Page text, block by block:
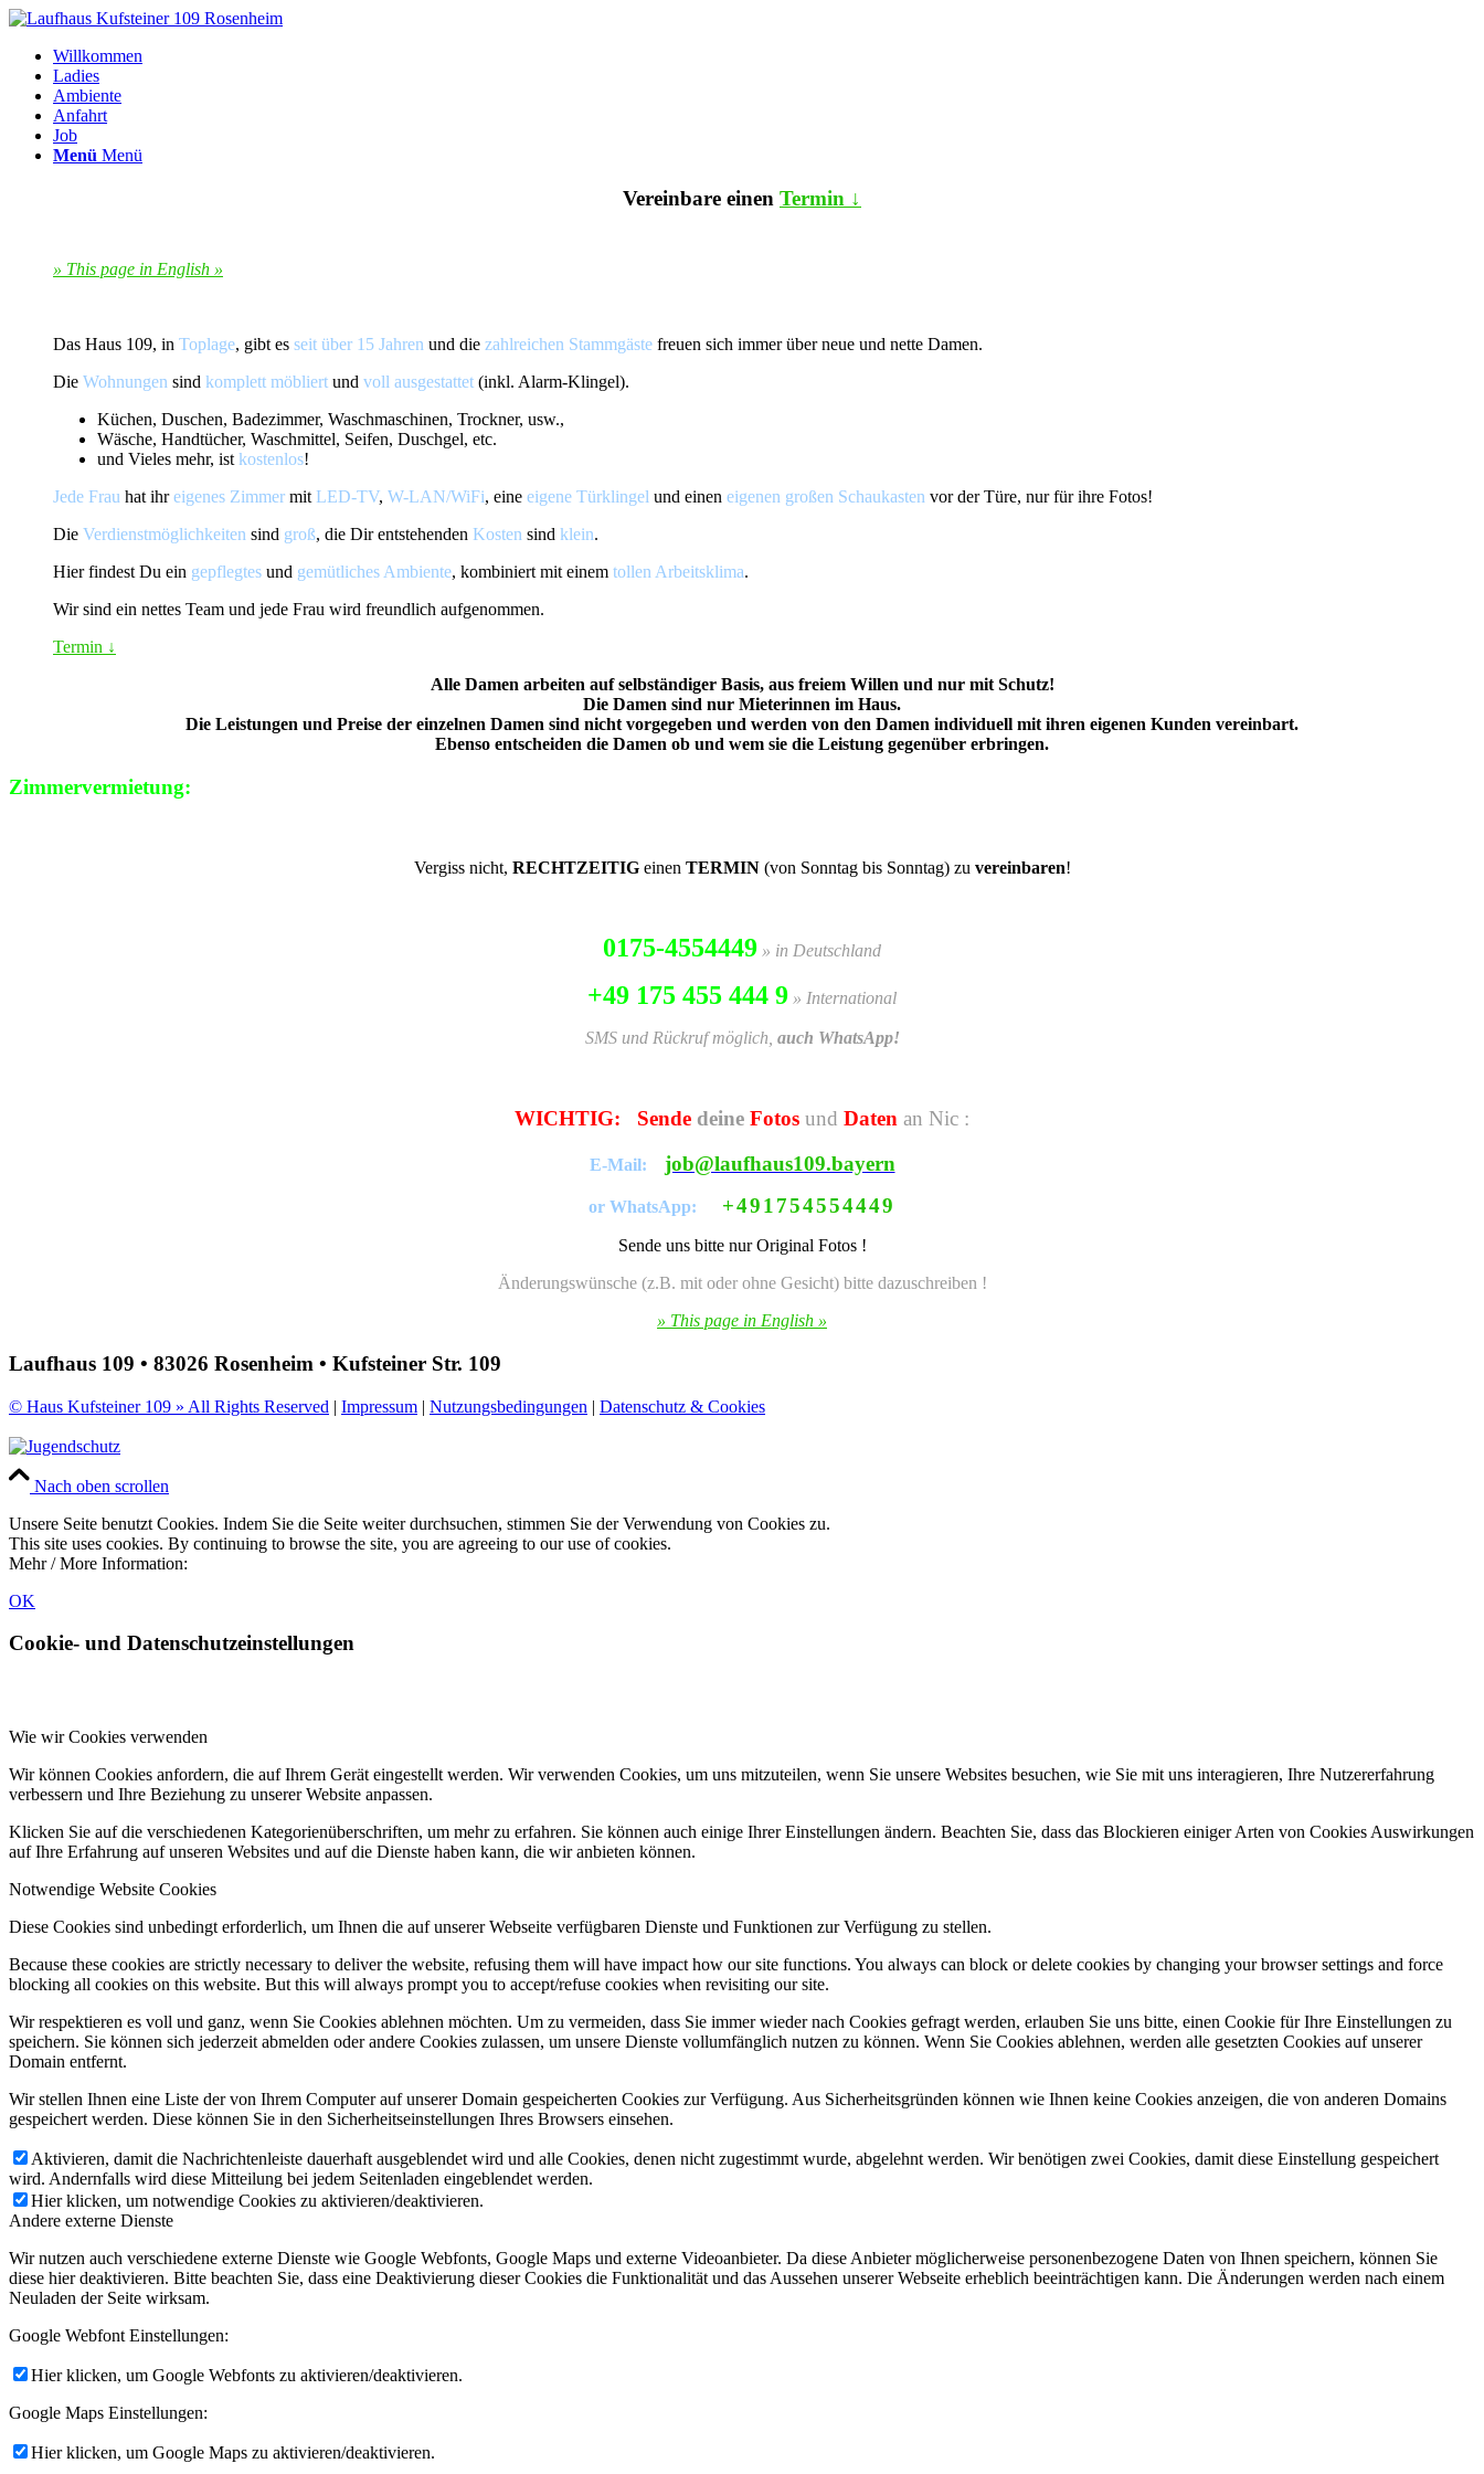
Willkommen
Ladies
Ambiente
Anfahrt
Job
Menü Menü
Vereinbare einen Termin ↓
» This page in English »
Das Haus 109, in Toplage, gibt es seit über 15 Jahren und die zahlreichen Stammgäste freuen sich immer über neue und nette Damen.
Die Wohnungen sind komplett möbliert und voll ausgestattet (inkl. Alarm-Klingel).
Küchen, Duschen, Badezimmer, Waschmaschinen, Trockner, usw.,
Wäsche, Handtücher, Waschmittel, Seifen, Duschgel, etc.
und Vieles mehr, istkostenlos!
Jede Frau hat ihreigenes Zimmer mitLED-TV, W-LAN/WiFi, eine eigene Türklingel und einen eigenen großen Schaukasten vor der Türe, nur für ihre Fotos!
Die Verdienstmöglichkeiten sind groß, die Dir entstehenden Kosten sind klein.
Hier findest Du ein gepflegtes und gemütliches Ambiente, kombiniert mit einem tollen Arbeitsklima.
Wir sind ein nettes Team und jede Frau wird freundlich aufgenommen.
Termin ↓
Alle Damen arbeiten auf selbständiger Basis, aus freiem Willen und nur mit Schutz!
Die Damen sind nur Mieterinnen im Haus.
Die Leistungen und Preise der einzelnen Damen sind nicht vorgegeben und werden von den Damen individuell mit ihren eigenen Kunden vereinbart.
Ebenso entscheiden die Damen ob und wem sie die Leistung gegenüber erbringen.
Zimmervermietung:
Vergiss nicht, RECHTZEITIGeinen TERMIN(von Sonntag bis Sonntag) zu vereinbaren!
0175-4554449 » in Deutschland
+49 175 455 444 9 » International
SMS und Rückruf möglich, auch WhatsApp!
WICHTIG: Sende deine Fotos und Daten an Nic :
E-Mail: job@laufhaus109.bayern
or WhatsApp: +491754554449
Sende uns bitte nur Original Fotos !
Änderungswünsche (z.B. mit oder ohne Gesicht) bitte dazuschreiben !
» This page in English »
Laufhaus 109 • 83026 Rosenheim • Kufsteiner Str. 109
© Haus Kufsteiner 109 » All Rights Reserved | Impressum | Nutzungsbedingungen | Datenschutz & Cookies
Nach oben scrollen
Unsere Seite benutzt Cookies. Indem Sie die Seite weiter durchsuchen, stimmen Sie der Verwendung von Cookies zu.
This site uses cookies. By continuing to browse the site, you are agreeing to our use of cookies.
Mehr / More Information:
OK
Cookie- und Datenschutzeinstellungen
Wie wir Cookies verwenden
Wir können Cookies anfordern, die auf Ihrem Gerät eingestellt werden. Wir verwenden Cookies, um uns mitzuteilen, wenn Sie unsere Websites besuchen, wie Sie mit uns interagieren, Ihre Nutzererfahrung
verbessern und Ihre Beziehung zu unserer Website anpassen.
Klicken Sie auf die verschiedenen Kategorienüberschriften, um mehr zu erfahren. Sie können auch einige Ihrer Einstellungen ändern. Beachten Sie, dass das Blockieren einiger Arten von Cookies Auswirkungen
auf Ihre Erfahrung auf unseren Websites und auf die Dienste haben kann, die wir anbieten können.
Notwendige Website Cookies
Diese Cookies sind unbedingt erforderlich, um Ihnen die auf unserer Webseite verfügbaren Dienste und Funktionen zur Verfügung zu stellen.
Because these cookies are strictly necessary to deliver the website, refusing them will have impact how our site functions. You always can block or delete cookies by changing your browser settings and force
blocking all cookies on this website. But this will always prompt you to accept/refuse cookies when revisiting our site.
Wir respektieren es voll und ganz, wenn Sie Cookies ablehnen möchten. Um zu vermeiden, dass Sie immer wieder nach Cookies gefragt werden, erlauben Sie uns bitte, einen Cookie für Ihre Einstellungen zu
speichern. Sie können sich jederzeit abmelden oder andere Cookies zulassen, um unsere Dienste vollumfänglich nutzen zu können. Wenn Sie Cookies ablehnen, werden alle gesetzten Cookies auf unserer
Domain entfernt.
Wir stellen Ihnen eine Liste der von Ihrem Computer auf unserer Domain gespeicherten Cookies zur Verfügung. Aus Sicherheitsgründen können wie Ihnen keine Cookies anzeigen, die von anderen Domains
gespeichert werden. Diese können Sie in den Sicherheitseinstellungen Ihres Browsers einsehen.
Aktivieren, damit die Nachrichtenleiste dauerhaft ausgeblendet wird und alle Cookies, denen nicht zugestimmt wurde, abgelehnt werden. Wir benötigen zwei Cookies, damit diese Einstellung gespeichert
wird. Andernfalls wird diese Mitteilung bei jedem Seitenladen eingeblendet werden.
Hier klicken, um notwendige Cookies zu aktivieren/deaktivieren.
Andere externe Dienste
Wir nutzen auch verschiedene externe Dienste wie Google Webfonts, Google Maps und externe Videoanbieter. Da diese Anbieter möglicherweise personenbezogene Daten von Ihnen speichern, können Sie
diese hier deaktivieren. Bitte beachten Sie, dass eine Deaktivierung dieser Cookies die Funktionalität und das Aussehen unserer Webseite erheblich beeinträchtigen kann. Die Änderungen werden nach einem
Neuladen der Seite wirksam.
Google Webfont Einstellungen:
Hier klicken, um Google Webfonts zu aktivieren/deaktivieren.
Google Maps Einstellungen:
Hier klicken, um Google Maps zu aktivieren/deaktivieren.